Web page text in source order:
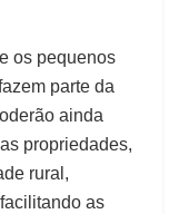
os pequenos
parte da
ainda
propriedades,
rural,
as